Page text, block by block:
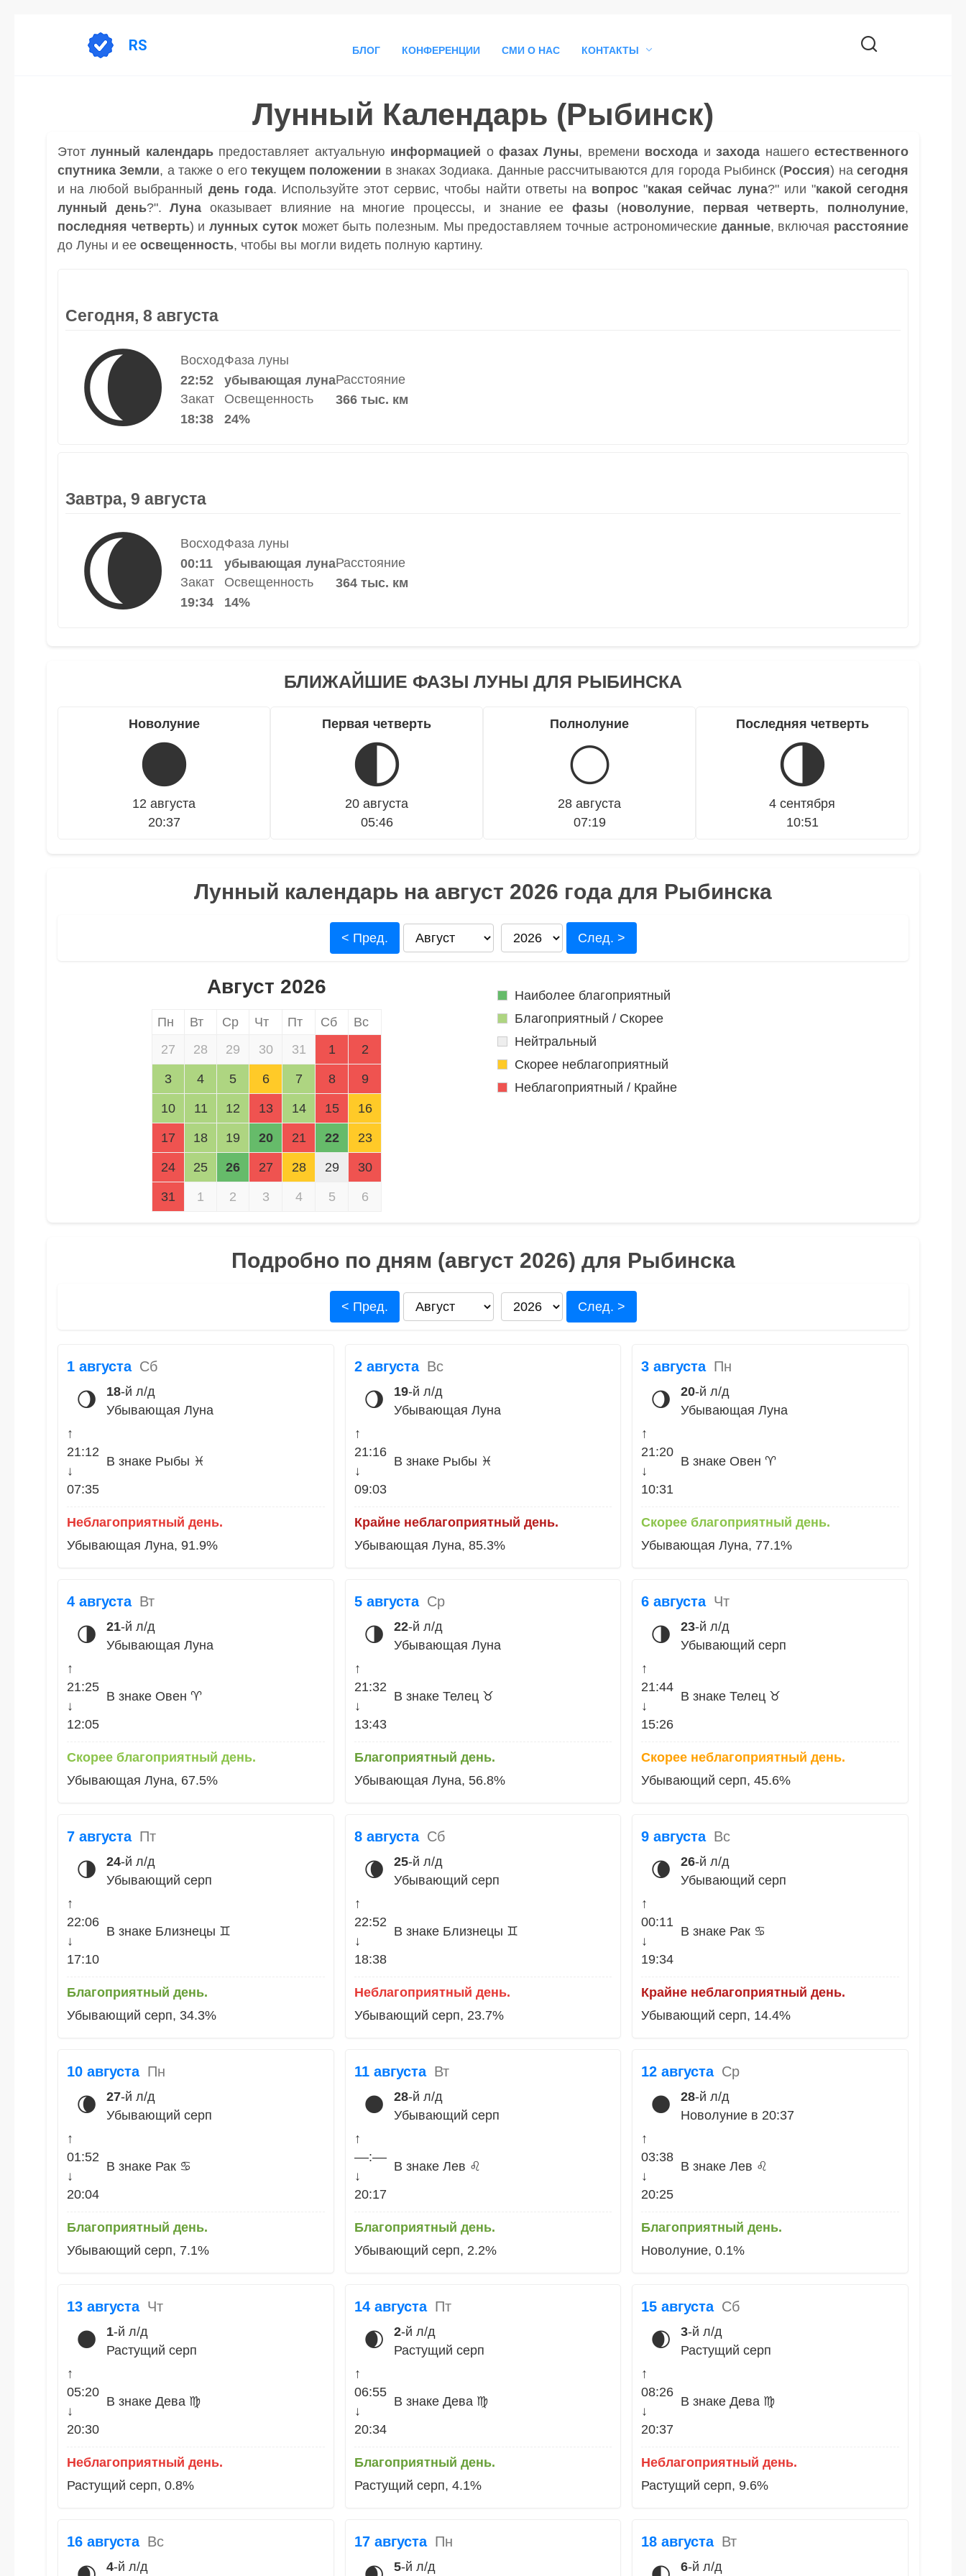
RS БЛОГ КОНФЕРЕНЦИИ СМИ О НАС КОНТАКТЫ
Лунный Календарь (Рыбинск)
Этотлунный календарьпредоставляет актуальную информацией офазах Луны, времени восхода изахода нашегоестественного
спутника Земли, а также о еготекущем положении в знаках Зодиака. Данные рассчитываются для города Рыбинск (Россия) насегодня
и на любой выбранный день года. Используйте этот сервис, чтобы найти ответы на вопрос "какая сейчас луна?" или "какой сегодня
лунный день?".Луна оказывает влияние на многие процессы, и знание еефазы (новолуние, первая четверть, полнолуние,
последняя четверть) илунных сутокможет быть полезным. Мы предоставляем точные астрономические данные, включая расстояние
до Луны и ее освещенность, чтобы вы могли видеть полную картину.
Сегодня, 8 августа
🌘
Восход
22:52
Закат
18:38
Фаза луны
убывающая луна
Освещенность
24%
Расстояние
366 тыс. км
Завтра, 9 августа
🌘
Восход
00:11
Закат
19:34
Фаза луны
убывающая луна
Освещенность
14%
Расстояние
364 тыс. км
БЛИЖАЙШИЕ ФАЗЫ ЛУНЫ ДЛЯ РЫБИНСКА
Новолуние
🌑
12 августа
20:37
Первая четверть
🌓
20 августа
05:46
Полнолуние
🌕
28 августа
07:19
Последняя четверть
🌗
4 сентября
10:51
Лунный календарь на август 2026 года для Рыбинска
< Пред. След. >
Август 2026
Пн Вт Ср Чт Пт Сб
Вс
27
28 29 30 31 1 2
3 4 5 6 7 8 9
10 11 12 13 14 15 16
17 18 19 20 21 22 23
24 25 26 27 28 29 30
31 1 2 3 4 5 6
Наиболее благоприятный
Благоприятный / Скорее
Нейтральный
Скорее неблагоприятный
Неблагоприятный / Крайне
Подробно по дням (август 2026) для Рыбинска
< Пред. След. >
1 августа Сб
🌖 18-й л/д
Убывающая Луна
↑
21:12
↓
07:35
В знаке Рыбы ♓
Неблагоприятный день.
Убывающая Луна, 91.9%
2 августа Вс
🌖 19-й л/д
Убывающая Луна
↑
21:16
↓
09:03
В знаке Рыбы ♓
Крайне неблагоприятный день.
Убывающая Луна, 85.3%
3 августа Пн
🌖 20-й л/д
Убывающая Луна
↑
21:20
↓
10:31
В знаке Овен ♈
Скорее благоприятный день.
Убывающая Луна, 77.1%
4 августа Вт
🌗 21-й л/д
Убывающая Луна
↑
21:25
↓
12:05
В знаке Овен ♈
Скорее благоприятный день.
Убывающая Луна, 67.5%
5 августа Ср
🌗 22-й л/д
Убывающая Луна
↑
21:32
↓
13:43
В знаке Телец ♉
Благоприятный день.
Убывающая Луна, 56.8%
6 августа Чт
🌗 23-й л/д
Убывающий серп
↑
21:44
↓
15:26
В знаке Телец ♉
Скорее неблагоприятный день.
Убывающий серп, 45.6%
7 августа Пт
🌗 24-й л/д
Убывающий серп
↑
22:06
↓
17:10
В знаке Близнецы ♊
Благоприятный день.
Убывающий серп, 34.3%
8 августа Сб
🌘 25-й л/д
Убывающий серп
↑
22:52
↓
18:38
В знаке Близнецы ♊
Неблагоприятный день.
Убывающий серп, 23.7%
9 августа Вс
🌘 26-й л/д
Убывающий серп
↑
00:11
↓
19:34
В знаке Рак ♋
Крайне неблагоприятный день.
Убывающий серп, 14.4%
10 августа Пн
🌘 27-й л/д
Убывающий серп
↑
01:52
↓
20:04
В знаке Рак ♋
Благоприятный день.
Убывающий серп, 7.1%
11 августа Вт
🌑 28-й л/д
Убывающий серп
↑
––:––
↓
20:17
В знаке Лев ♌
Благоприятный день.
Убывающий серп, 2.2%
12 августа Ср
🌑 28-й л/д
Новолуние в 20:37
↑
03:38
↓
20:25
В знаке Лев ♌
Благоприятный день.
Новолуние, 0.1%
13 августа Чт
🌑 1-й л/д
Растущий серп
↑
05:20
↓
20:30
В знаке Дева ♍
Неблагоприятный день.
Растущий серп, 0.8%
14 августа Пт
🌒 2-й л/д
Растущий серп
↑
06:55
↓
20:34
В знаке Дева ♍
Благоприятный день.
Растущий серп, 4.1%
15 августа Сб
🌒 3-й л/д
Растущий серп
↑
08:26
↓
20:37
В знаке Дева ♍
Неблагоприятный день.
Растущий серп, 9.6%
16 августа Вс
4-й л/д
17 августа Пн
5-й л/д
18 августа Вт
6-й л/д